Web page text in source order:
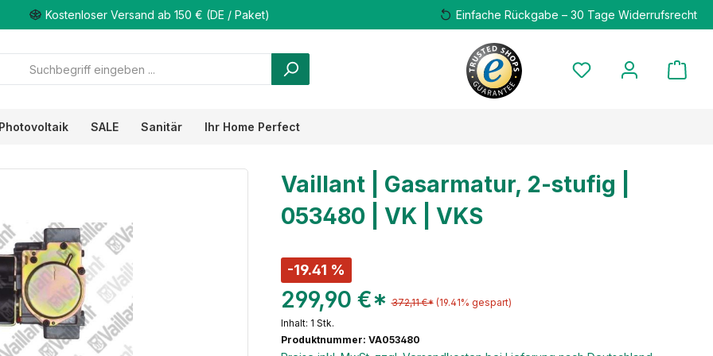
Kostenloser Versand ab 150 € (DE / Paket) Einfache Rückgabe – 30 Tage Widerrufsrecht
Photovoltaik SALE Sanitär Ihr Home Perfect
Vaillant | Gasarmatur, 2-stufig |
053480 | VK | VKS
-19.41 %
299,90 €* 372,11 €* (19.41% gespart)
Inhalt: 1 Stk.
Produktnummer: VA053480